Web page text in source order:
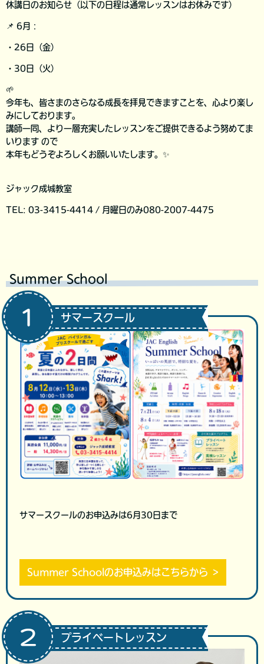
休講日のお知らせ（以下の日程は通常レッスンはお休みです）
📌 6月：
・26日（金）
・30日（火）
🌱
今年も、皆さまのさらなる成長を拝見できますことを、心より楽し
みにしております。
講師一同、より一層充実したレッスンをご提供できるよう努めてま
いります ので
本年もどうぞよろしくお願いいたします。✨
ジャック成城教室
TEL: 03-3415-4414 / 月曜日のみ080-2007-4475
Summer School
サマースクール
1
サマースクールのお申込みは6月30日まで
Summer Schoolのお申込みはこちらから
プライベートレッスン
２